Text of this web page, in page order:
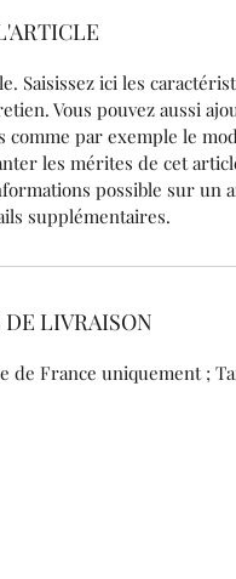
Saisissez ici les
Vous pouvez aussi
comme par exemple le
les mérites de cet
possible sur un
supplémentaires.
LIVRAISON
de France uniquement ;